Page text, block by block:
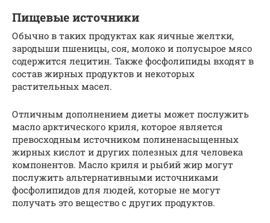
Пищевые источники
Обычно в таких продуктах как яичные желтки,
зародыши пшеницы, соя, молоко и полусырое мясо
содержится лецитин. Также фосфолипиды входят в
состав жирных продуктов и некоторых
растительных масел.
Отличным дополнением диеты может послужить
масло арктического криля, которое является
превосходным источником полиненасыщенных
жирных кислот и других полезных для человека
компонентов. Масло криля и рыбий жир могут
послужить альтернативными источниками
фосфолипидов для людей, которые не могут
получать это вещество с других продуктов.